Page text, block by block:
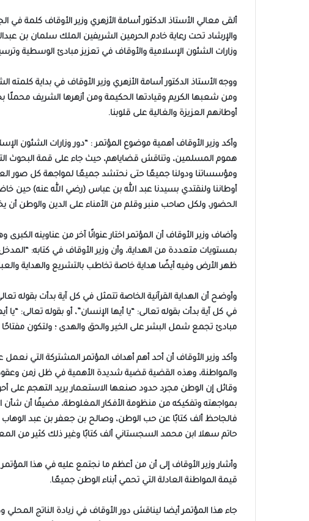
ألقى معالي الأستاذ الدكتور أسامة الأزهري وزير الأوقاف كلمة في
وزارات الشئون الإسلامية والأوقاف في تعزيز مبادئ الوسطية
ووجه الأستاذ الدكتور أسامة الأزهري وزير الأوقاف في بداية كلمته
ومن شعبها الكريم وقيادتها الحكيمة ومن أزهرها الشريف محملًا
أوطانهم العزيزة والغالية على قلوبنا.
وأكد وزير الأوقاف أهمية موضوع المؤتمر : “دور وزارات الشئون
هموم المسلمين، وتناقش قضاياهم، حيث جاء على قمة البحوث التي
ومؤسساتنا ودولنا جميعًا حتى نحتشد جميعًا لمواجهة كل صور
أوطاننا ولنقتدي بسيدنا عبد الله بن عباس (رضي الله عنه) حين
الحضور، ولكل صاحب منبر وقلم من الأمناء على الدين والوطن أن
وأضاف وزير الأوقاف أن المؤتمر اختار عنوانًا آخر من عناوينه
بمستويات متعددة من الهداية، وأن وزير الأوقاف في كتابه:
ظهر الأرض وفيه أيضًا هداية خاصة تخاطب بالتشريع والهداية
وأوضح أن الهداية القرآنية الخاصة تتمثل في كل آية بدأت بقوله
في كل آية بدأت بقوله تعالى: “يا أيها الإنسان”، أو بقوله تعالى:
مبادئ تجمع شمل البشر على الخير والحق والهدى ؛ ولتكون مفتاحًا
وأكد وزير الأوقاف أن أحد أهم أهداف المؤتمر المشتركة التي
والمواطنة، وهذه القضية قضية شديدة الأهمية في ظل زمن
وقائل إن الوطن مجرد حدود صنعها الاستعمار يريد التهجم على
بمواجهته وتفكيكه من منظومة الأفكار المغلوطة، مضيفًا أن
فالجاحظ ألف كتابًا عن حب الوطن، وصالح بن جعفر بن عبد الوهاب
حاتم سهلا ابن محمد السجستاني ألف كتابًا وغير ذلك كثير من
وأشار وزير الأوقاف إلى أن من أعظم ما نجتمع عليه في هذا
قيمة المواطنة العادلة التي تحمي أبناء الوطن جميعًا.
جاء هذا المؤتمر أيضا ليناقش دور الأوقاف في زيادة الناتج